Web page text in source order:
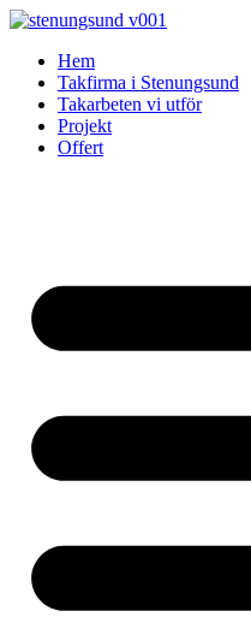
Skip
contentHem
Takfirma i Stenungsund
Takarbeten vi utför
Projekt
Offert